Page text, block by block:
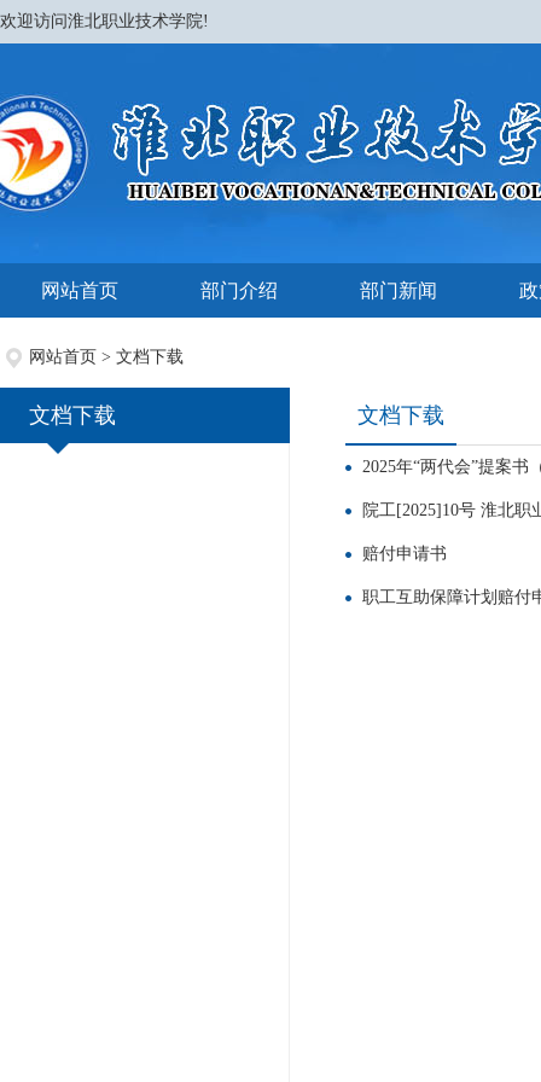
欢迎访问淮北职业技术学院!
网站首页 部门介绍 部门新闻
网站首页 > 文档下载
文档下载 文档下载
2025年“两代会”提案书
院工[2025]10号 淮北
赔付申请书
职工互助保障计划赔付